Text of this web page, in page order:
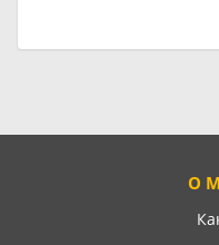
О